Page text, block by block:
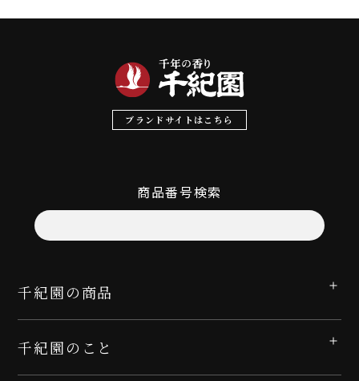
ブランドサイトはこちら
商品番号検索
千紀園の商品
千紀園のこと